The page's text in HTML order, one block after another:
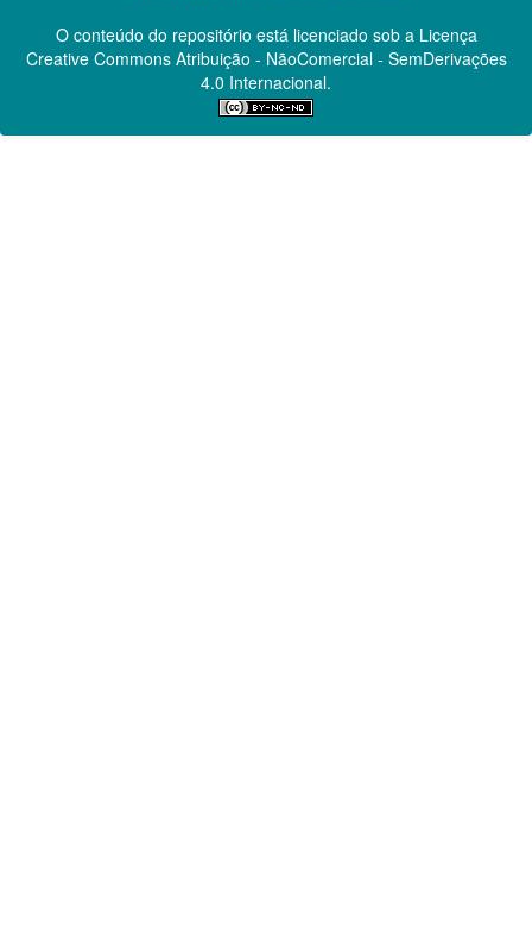
O conteúdo do repositório está licenciado sob a Licença
Creative CommonsAtribuição - NãoComercial - SemDerivações
4.0 Internacional.